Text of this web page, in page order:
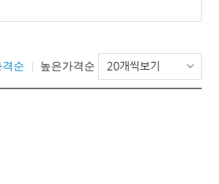
순 높은가격순 20개씩보기